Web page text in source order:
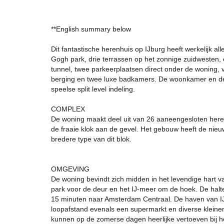
**English summary below
Dit fantastische herenhuis op IJburg heeft werkelijk
Gogh park, drie terrassen op het zonnige
tunnel, twee parkeerplaatsen direct onder de
berging en twee luxe badkamers. De woonkamer en
speelse split level indeling.
COMPLEX
De woning maakt deel uit van 26 aaneengesloten
de fraaie klok aan de gevel. Het gebouw heeft de
bredere type van dit blok.
OMGEVING
De woning bevindt zich midden in het levendige hart
park voor de deur en het IJ-meer om de hoek. De
15 minuten naar Amsterdam Centraal. De haven
loopafstand evenals een supermarkt en diverse
kunnen op de zomerse dagen heerlijke vertoeven bij